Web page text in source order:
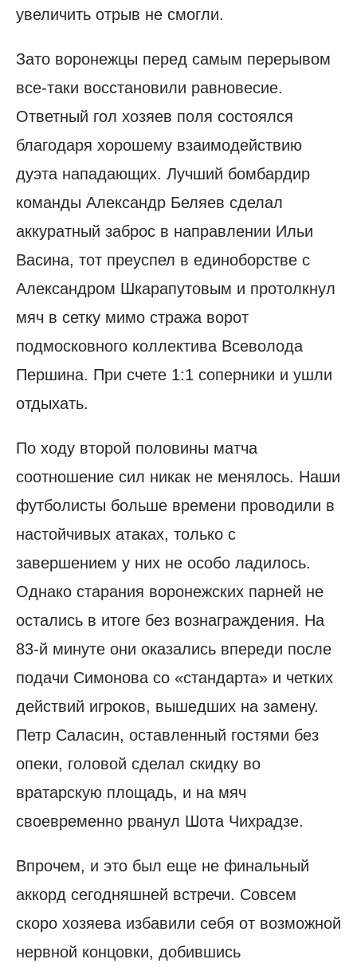
увеличить отрыв не смогли.
Зато воронежцы перед самым перерывом
все-таки восстановили равновесие.
Ответный гол хозяев поля состоялся
благодаря хорошему взаимодействию
дуэта нападающих. Лучший бомбардир
команды Александр Беляев сделал
аккуратный заброс в направлении Ильи
Васина, тот преуспел в единоборстве с
Александром Шкарапутовым и протолкнул
мяч в сетку мимо стража ворот
подмосковного коллектива Всеволода
Першина. При счете 1:1 соперники и ушли
отдыхать.
По ходу второй половины матча
соотношение сил никак не менялось. Наши
футболисты больше времени проводили в
настойчивых атаках, только с
завершением у них не особо ладилось.
Однако старания воронежских парней не
остались в итоге без вознаграждения. На
83-й минуте они оказались впереди после
подачи Симонова со «стандарта» и четких
действий игроков, вышедших на замену.
Петр Саласин, оставленный гостями без
опеки, головой сделал скидку во
вратарскую площадь, и на мяч
своевременно рванул Шота Чихрадзе.
Впрочем, и это был еще не финальный
аккорд сегодняшней встречи. Совсем
скоро хозяева избавили себя от возможной
нервной концовки, добившись